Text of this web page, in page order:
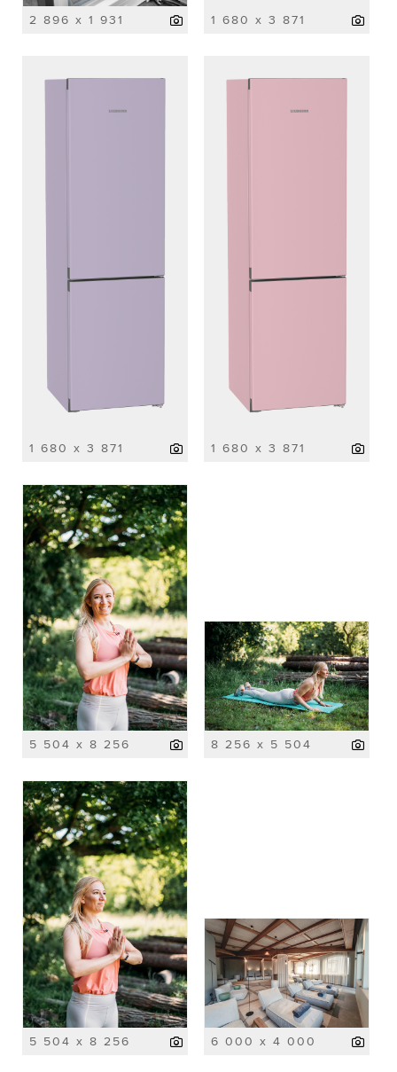
2 896 x 1 931 1 680 x 3 871
1 680 x 3 871 1 680 x 3 871
5 504 x 8 256 8 256 x 5 504
5 504 x 8 256 6 000 x 4 000